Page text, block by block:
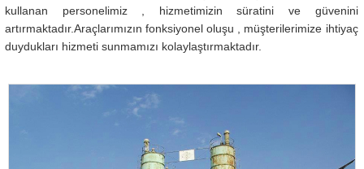
kullanan personelimiz , hizmetimizin süratini ve güvenini
artırmaktadır.Araçlarımızın fonksiyonel oluşu , müşterilerimize ihtiyaç
duydukları hizmeti sunmamızı kolaylaştırmaktadır.